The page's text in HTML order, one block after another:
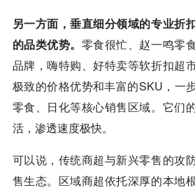
另一方面，垂直细分领域的专业折
的品类优势。 零食很忙、赵一鸣零
品牌，嗨特购、好特卖等软折扣超
极致的价格优势和丰富的SKU，一
零食、日化等核心销售区域。它们
活，渗透速度极快。
可以说，传统商超与新兴零售的攻
售生态。区域商超依托深厚的本地